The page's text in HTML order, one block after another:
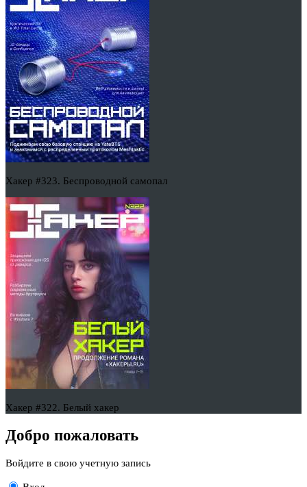
Хакер #323. Беспроводной самопал
Хакер #322. Белый хакер
Добро пожаловать
Войдите в свою учетную запись